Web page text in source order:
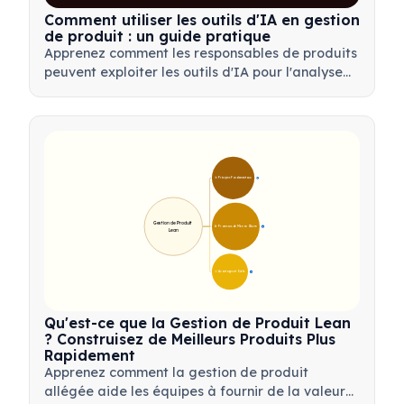
Comment utiliser les outils d'IA en gestion
de produit : un guide pratique
Apprenez comment les responsables de produits
peuvent exploiter les outils d'IA pour l'analyse
🎯 Principes Fondamentaux 9
🛠️ Processus de Mise en Œuvre
💡 Avantages et Outils
Gestion de Produit
Lean
Qu'est-ce que la Gestion de Produit Lean
? Construisez de Meilleurs Produits Plus
Rapidement
Apprenez comment la gestion de produit
allégée aide les équipes à fournir de la valeur